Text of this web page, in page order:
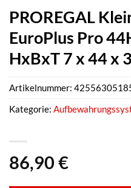
PROREGAL
EuroPlus Pro
HxBxT 7 x 44 x
86,90 €
Artikelnummer:
Kategorie: